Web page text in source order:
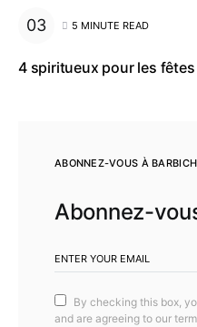
5 MINUTE READ
4 spiritueux pour les fêtes
ABONNEZ-VOUS À
Abonnez-
By checking this box,
and are agreeing to our